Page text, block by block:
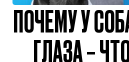
ПОЧЕМУ У
ГЛАЗА –